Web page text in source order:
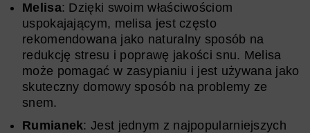
Melisa: Dzięki swoim właściwościom
uspokajającym, melisa jest często
rekomendowana jako naturalny sposób na
redukcję stresu i poprawę jakości snu. Melisa
może pomagać w zasypianiu i jest używana jako
skuteczny domowy sposób na problemy ze
snem.
Rumianek: Jest jednym z najpopularniejszych